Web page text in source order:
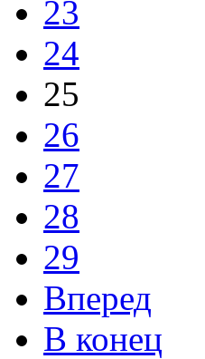
23
24
25
26
27
28
29
Вперед
В конец